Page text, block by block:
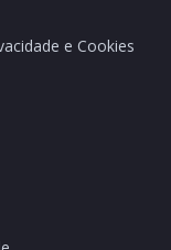
e Cookies